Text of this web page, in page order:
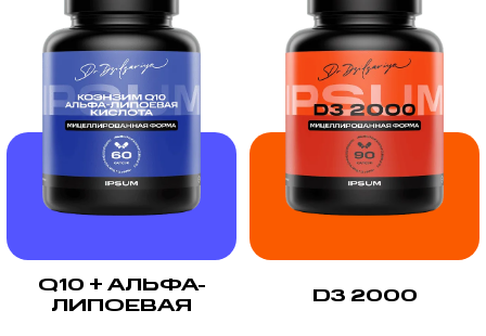
Q10 + АЛЬФА-
ЛИПОЕВАЯ
D3 2000